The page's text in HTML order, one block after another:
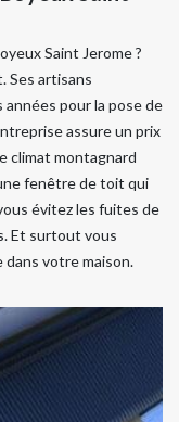
Saint Jerome ?
Ses artisans
pour la pose de
assure un prix
climat montagnard
fenêtre de toit qui
évitez les fuites de
Et surtout vous
votre maison.